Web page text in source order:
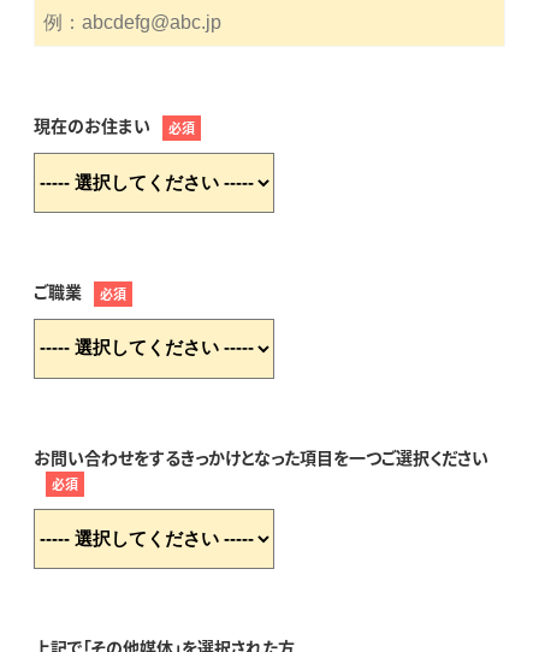
現在のお住まい 必須
ご職業 必須
お問い合わせをするきっかけとなった項目を一つご選択ください
必須